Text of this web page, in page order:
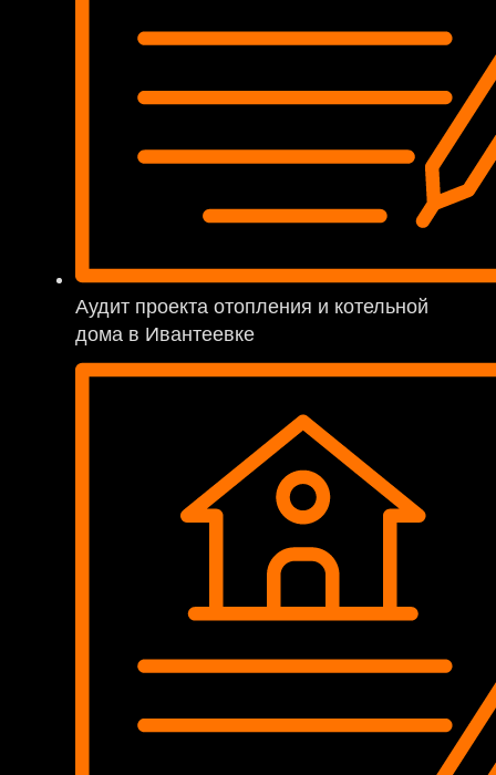
Аудит проекта отопления и котельной
дома в Ивантеевке